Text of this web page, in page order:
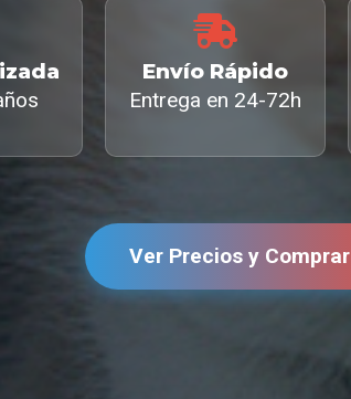
Envío Rápido
Entrega en 24-72h
Ver Precios y Comprar